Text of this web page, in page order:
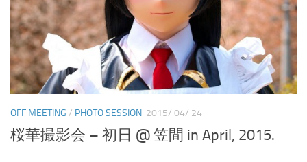
OFF MEETING / PHOTO SESSION 2015/ 04/ 24
桜華撮影会 – 初日 @ 笠間 in April, 2015.